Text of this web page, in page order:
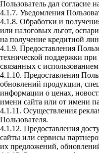
Пользователь дал согласие
4.1.7. Уведомления
4.1.8. Обработки и
или налоговых льгот,
на получение кредитной
4.1.9. Предоставления
технической поддержки
связанных с использованием
4.1.10. Предоставления
обновлений продукции,
информации о ценах,
имени сайта или от имени
4.1.11. Осуществления
Пользователя.
4.1.12. Предоставления
сайты или сервисы
их предложений,